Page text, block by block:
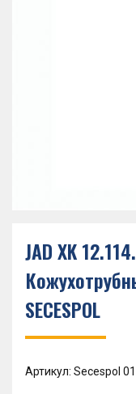
JAD XK
SECESPOL
Артикул: Secespol